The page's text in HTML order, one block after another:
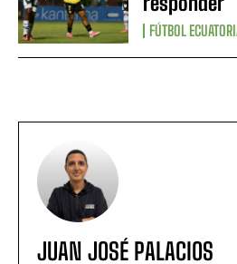
FÚTBOL
JUAN JOSÉ PALACIOS